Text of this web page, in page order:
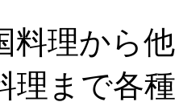
料理から
理まで各